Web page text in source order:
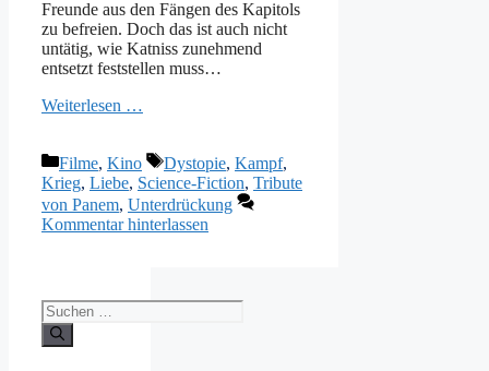
Freunde aus den Fängen des Kapitols
zu befreien. Doch das ist auch nicht
untätig, wie Katniss zunehmend
entsetzt feststellen muss…
Weiterlesen …
Kategorien
Filme, Kino Schlagwörter
Dystopie, Kampf,
Krieg, Liebe, Science-Fiction, Tribute
von Panem, Unterdrückung
Kommentar hinterlassen
Suchen
nach: